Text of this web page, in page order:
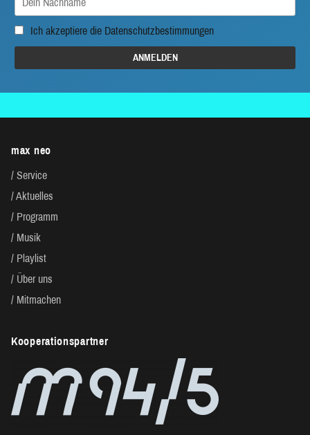
Ich akzeptiere die Datenschutzbestimmungen
max neo
Service
Aktuelles
Programm
Musik
Playlist
Über uns
Mitmachen
Kooperationspartner